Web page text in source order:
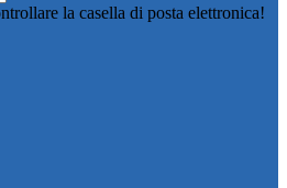
la casella di posta elettronica!